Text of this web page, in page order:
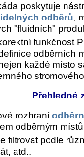
poskytuje
odběrů,
"fluidních"
funkčnost
odběrních
každé místo
Přehledné
rozhraní
odběrným
filtrovat podle
atd..